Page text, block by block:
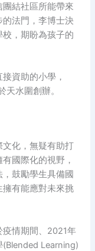
結社區所能帶來
法門，李博士決
，期盼為孩子的
資助的小學，
水圍創辦。
化，無疑有助打
國際化的視野，
鼓勵學生具備國
擁有能應對未來挑
情期間、2021年
Learning)